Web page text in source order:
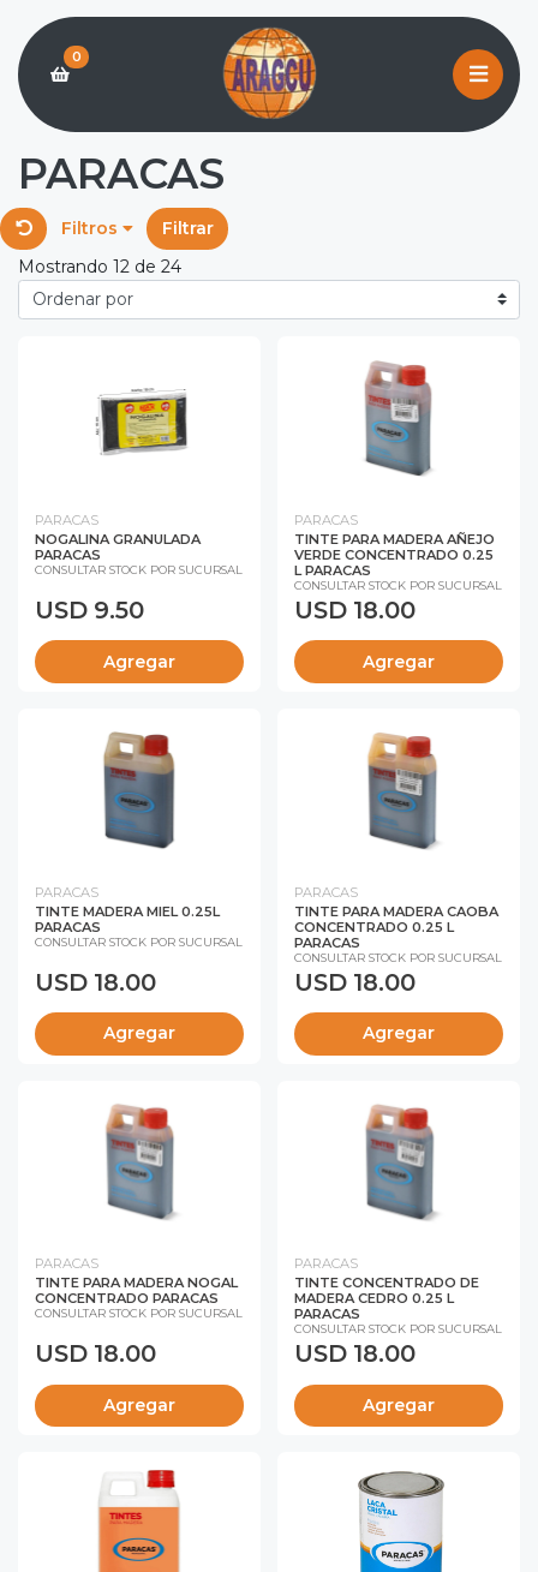
0
PARACAS
Filtros
Filtrar
Mostrando 12 de 24
PARACAS
NOGALINA GRANULADA
PARACAS
CONSULTAR STOCK POR SUCURSAL
USD 9.50
Agregar
PARACAS
TINTE PARA MADERA AÑEJO
VERDE CONCENTRADO 0.25
L PARACAS
CONSULTAR STOCK POR SUCURSAL
USD 18.00
Agregar
PARACAS
TINTE MADERA MIEL 0.25L
PARACAS
CONSULTAR STOCK POR SUCURSAL
USD 18.00
Agregar
PARACAS
TINTE PARA MADERA CAOBA
CONCENTRADO 0.25 L
PARACAS
CONSULTAR STOCK POR SUCURSAL
USD 18.00
Agregar
PARACAS
TINTE PARA MADERA NOGAL
CONCENTRADO PARACAS
CONSULTAR STOCK POR SUCURSAL
USD 18.00
Agregar
PARACAS
TINTE CONCENTRADO DE
MADERA CEDRO 0.25 L
PARACAS
CONSULTAR STOCK POR SUCURSAL
USD 18.00
Agregar